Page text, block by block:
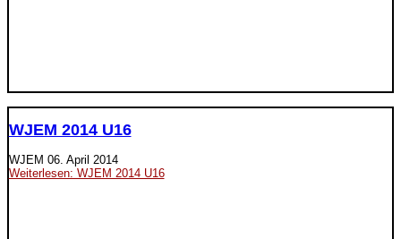
WJEM 2014 U16
WJEM 06. April 2014
Weiterlesen: WJEM 2014 U16